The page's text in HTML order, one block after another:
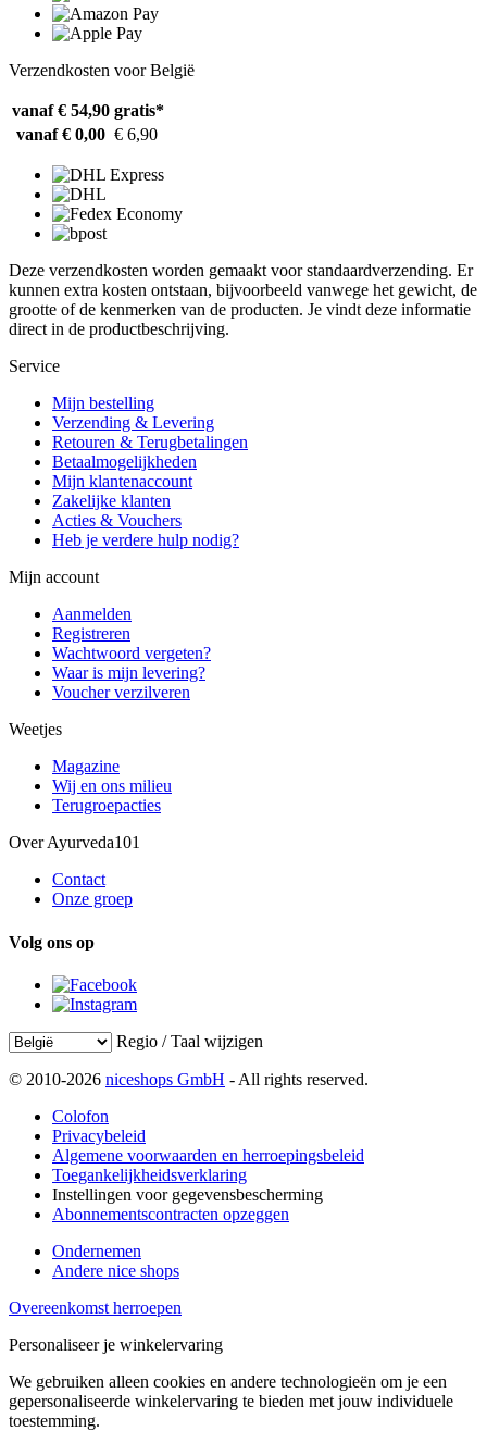
Verzendkosten voor België
vanaf € 54,90 gratis*
vanaf € 0,00 € 6,90
Deze verzendkosten worden gemaakt voor standaardverzending. Er
kunnen extra kosten ontstaan, bijvoorbeeld vanwege het gewicht, de
grootte of de kenmerken van de producten. Je vindt deze informatie
direct in de productbeschrijving.
Service
Mijn bestelling
Verzending & Levering
Retouren & Terugbetalingen
Betaalmogelijkheden
Mijn klantenaccount
Zakelijke klanten
Acties & Vouchers
Heb je verdere hulp nodig?
Mijn account
Aanmelden
Registreren
Wachtwoord vergeten?
Waar is mijn levering?
Voucher verzilveren
Weetjes
Magazine
Wij en ons milieu
Terugroepacties
Over Ayurveda101
Contact
Onze groep
Volg ons op
Regio / Taal wijzigen
© 2010-2026 niceshops GmbH - All rights reserved.
Colofon
Privacybeleid
Algemene voorwaarden en herroepingsbeleid
Toegankelijkheidsverklaring
Instellingen voor gegevensbescherming
Abonnementscontracten opzeggen
Ondernemen
Andere nice shops
Overeenkomst herroepen
Personaliseer je winkelervaring
We gebruiken alleen cookies en andere technologieën om je een
gepersonaliseerde winkelervaring te bieden met jouw individuele
toestemming.